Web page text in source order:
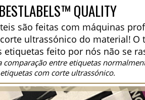
BESTLABELS™ QUALITY
são feitas com máquinas
ultrassónico do material! O
etiquetas feito por nós não se
comparação entre etiquetas
etiquetas com corte ultrassónico.